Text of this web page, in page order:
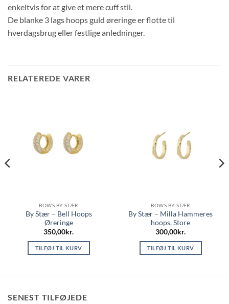
enkeltvis for at give et mere cuff stil.
De blanke 3 lags hoops guld øreringe er flotte til
hverdagsbrug eller festlige anledninger.
RELATEREDE VARER
BOWS BY STÆR
By Stær – Bell Hoops
Øreringe
350,00kr.
TILFØJ TIL KURV
BOWS BY STÆR
By Stær – Milla Hammeres
hoops, Store
300,00kr.
TILFØJ TIL KURV
SENEST TILFØJEDE